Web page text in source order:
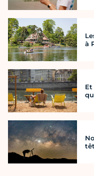
à
Et